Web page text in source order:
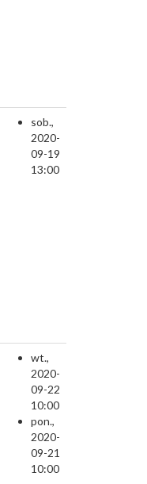
sob.,
2020-
09-19
13:00
wt.,
2020-
09-22
10:00
pon.,
2020-
09-21
10:00